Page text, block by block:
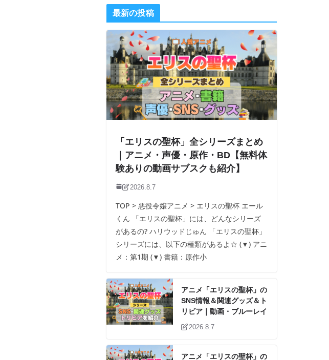
最新の投稿
「エリスの聖杯」全シリーズまとめ
｜アニメ・声優・原作・BD【無料体
験ありの動画サブスクも紹介】
2026.8.7
TOP > 悪役令嬢アニメ > エリスの聖杯 エール
くん 「エリスの聖杯」には、どんなシリーズ
があるの? ハリウッドじゅん 「エリスの聖杯」
シリーズには、以下の種類があるよ☆ (▼) アニ
メ：第1期 (▼) 書籍：原作小
アニメ「エリスの聖杯」の
SNS情報＆関連グッズ＆ト
リビア｜動画・ブルーレイ
2026.8.7
アニメ「エリスの聖杯」の